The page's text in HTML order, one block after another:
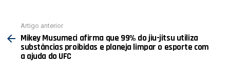
mais
Artigo anterior
Mikey Musumeci afirma que 99% do jiu-jitsu utiliza
substâncias proibidas e planeja limpar o esporte com
a ajuda do UFC